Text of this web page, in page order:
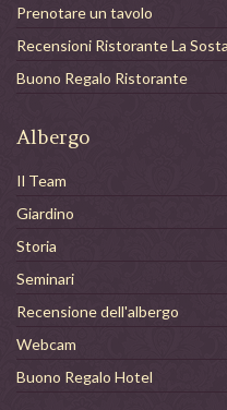
Prenotare un tavolo
Recensioni Ristorante La Sosta
Buono Regalo Ristorante
Albergo
Il Team
Giardino
Storia
Seminari
Recensione dell'albergo
Webcam
Buono Regalo Hotel